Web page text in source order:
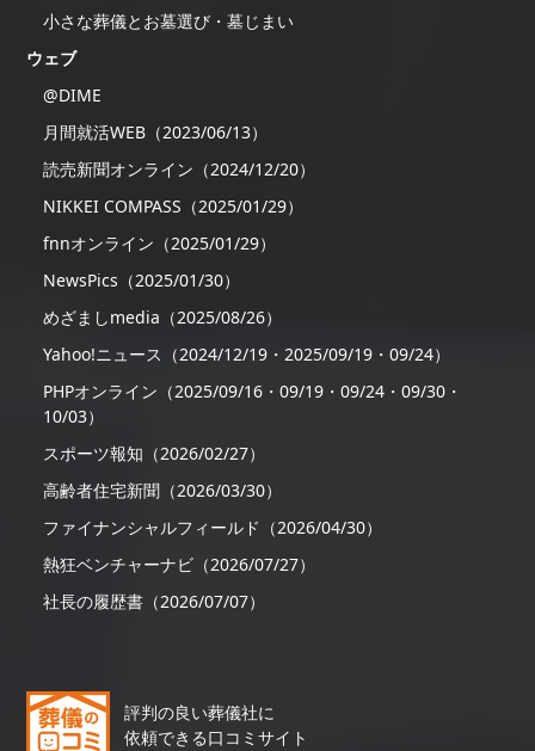
小さな葬儀とお墓選び・墓じまい
ウェブ
@DIME
月間就活WEB（2023/06/13）
読売新聞オンライン（2024/12/20）
NIKKEI COMPASS（2025/01/29）
fnnオンライン（2025/01/29）
NewsPics（2025/01/30）
めざましmedia（2025/08/26）
Yahoo!ニュース（2024/12/19・2025/09/19・09/24）
PHPオンライン（2025/09/16・09/19・09/24・09/30・
10/03）
スポーツ報知（2026/02/27）
高齢者住宅新聞（2026/03/30）
ファイナンシャルフィールド（2026/04/30）
熱狂ベンチャーナビ（2026/07/27）
社長の履歴書（2026/07/07）
評判の良い葬儀社に
依頼できる口コミサイト